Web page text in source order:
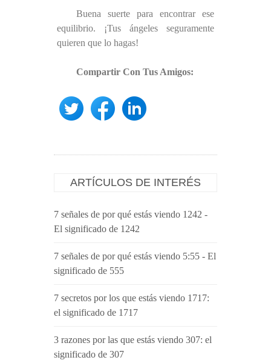
Buena suerte para encontrar ese
equilibrio. ¡Tus ángeles seguramente
quieren que lo hagas!
Compartir Con Tus Amigos:
ARTÍCULOS DE INTERÉS
7 señales de por qué estás viendo 1242 -
El significado de 1242
7 señales de por qué estás viendo 5:55 - El
significado de 555
7 secretos por los que estás viendo 1717:
el significado de 1717
3 razones por las que estás viendo 307: el
significado de 307